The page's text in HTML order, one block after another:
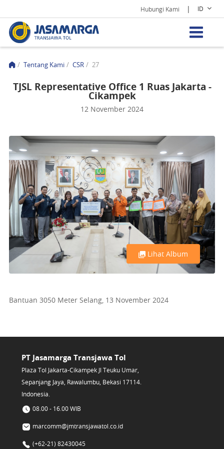
Hubungi Kami | ID
/ Tentang Kami / CSR / 27
TJSL Representative Office 1 Ruas Jakarta -
Cikampek
12 November 2024
Lihat Album
Bantuan 3050 Meter Selang, 13 November 2024
PT Jasamarga Transjawa Tol
Plaza Tol Jakarta-Cikampek Jl Teuku Umar,
Sepanjang Jaya, Rawalumbu, Bekasi 17114.
Indonesia.
08.00 - 16.00 WIB
marcomm@jmtransjawatol.co.id
(+62-21) 82430045